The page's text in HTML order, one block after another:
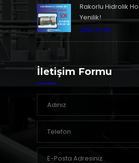
Rakorlu Hidrolik
Yenilik!
2021-11-29
İletişim Formu